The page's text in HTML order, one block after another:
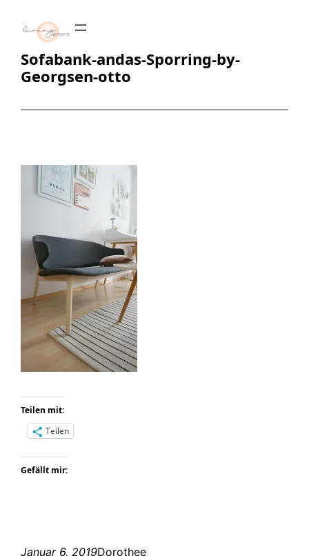
Inhalt
springen
Sofabank-andas-Sporring-by-
Georgsen-otto
Teilen mit:
Teilen
Gefällt mir:
Januar 6, 2019Dorothee